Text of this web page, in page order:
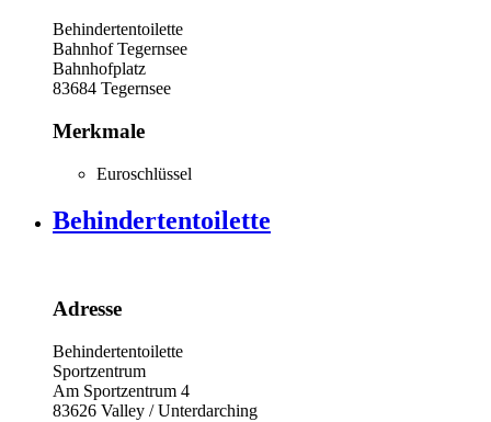
Behindertentoilette
Bahnhof Tegernsee
Bahnhofplatz
83684 Tegernsee
Merkmale
Euroschlüssel
Behindertentoilette
Adresse
Behindertentoilette
Sportzentrum
Am Sportzentrum 4
83626 Valley / Unterdarching